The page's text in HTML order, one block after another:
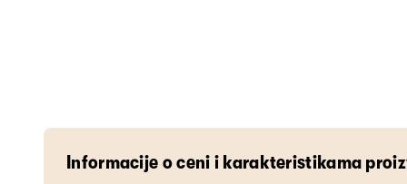
Informacije o ceni i karakteristikama